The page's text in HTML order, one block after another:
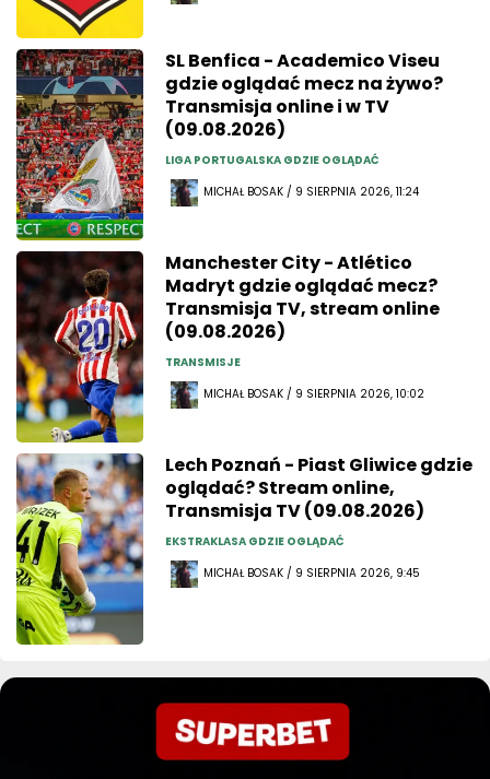
SL Benfica - Academico Viseu
gdzie oglądać mecz na żywo?
Transmisja online i w TV
(09.08.2026)
LIGA PORTUGALSKA GDZIE OGLĄDAĆ
MICHAŁ BOSAK / 9 SIERPNIA 2026, 11:24
Manchester City - Atlético
Madryt gdzie oglądać mecz?
Transmisja TV, stream online
(09.08.2026)
TRANSMISJE
MICHAŁ BOSAK / 9 SIERPNIA 2026, 10:02
Lech Poznań - Piast Gliwice gdzie
oglądać? Stream online,
Transmisja TV (09.08.2026)
EKSTRAKLASA GDZIE OGLĄDAĆ
MICHAŁ BOSAK / 9 SIERPNIA 2026, 9:45